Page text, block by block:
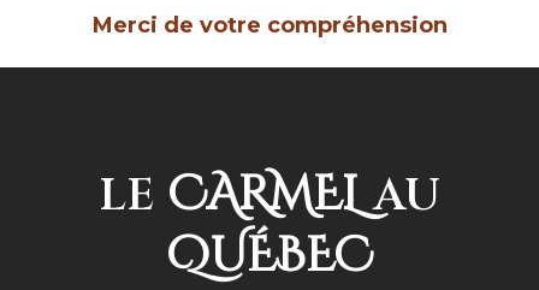
Merci de votre compréhension
LE CARMELAU
QUÉBEC